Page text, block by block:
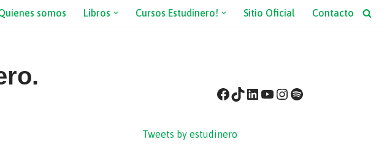
somos Libros Cursos Estudinero! Sitio Oficial Contacto
Tweets by estudinero